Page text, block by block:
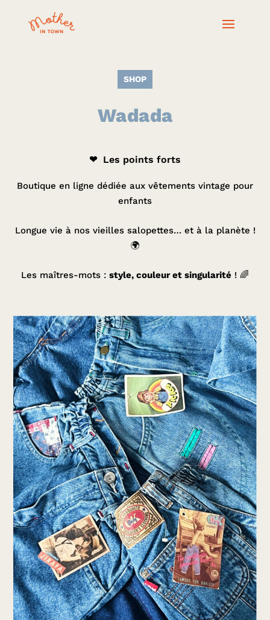
SHOP
Wadada
❤ Les points forts
Boutique en ligne dédiée aux vêtements vintage pour
enfants
Longue vie à nos vieilles salopettes… et à la planète !
🌍
Les maîtres-mots : style, couleur et singularité ! 🌈